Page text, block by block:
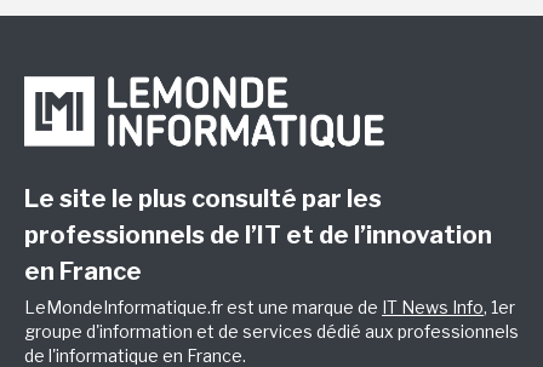
Le site le plus consulté par les
professionnels de l’IT et de l’innovation
en France
LeMondeInformatique.fr est une marque de IT News Info, 1er
groupe d'information et de services dédié aux professionnels
de l'informatique en France.